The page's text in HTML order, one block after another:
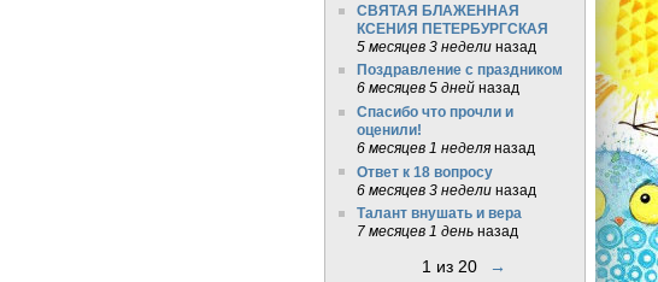
СВЯТАЯ БЛАЖЕННАЯ
КСЕНИЯ ПЕТЕРБУРГСКАЯ
5 месяцев 3 неделиназад
Поздравление с праздником
6 месяцев 5 днейназад
Спасибо что прочли и
оценили!
6 месяцев 1 неделяназад
Ответ к 18 вопросу
6 месяцев 3 неделиназад
Талант внушать и вера
7 месяцев 1 деньназад
1 из 20 →